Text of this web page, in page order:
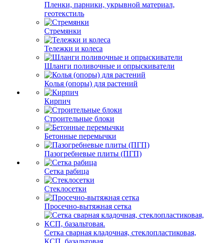
Пленки, парники, укрывной материал,
геотекстиль
Стремянки
Тележки и колеса
Шланги поливочные и опрыскиватели
Колья (опоры) для растений
Кирпич
Строительные блоки
Бетонные перемычки
Пазогребневые плиты (ПГП)
Сетка рабица
Стеклосетки
Просечно-вытяжная сетка
Сетка сварная кладочная, стеклопластиковая,
КСП, базальтовая.